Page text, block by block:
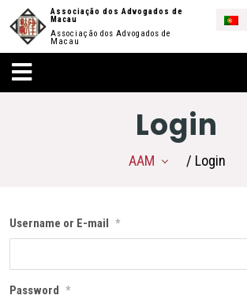
Associação dos Advogados de
Macau
Associação dos Advogados de
Macau
Login
AAM / Login
Username or E-mail *
Password *